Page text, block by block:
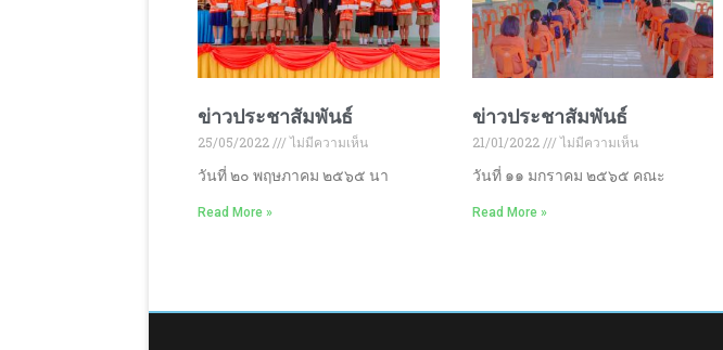
ข่าวประชาสัมพันธ์
25/05/2022
ไม่มีความเห็น
วันที่ ๒๐ พฤษภาคม ๒๕๖๕ นา
Read More »
ข่าวประชาสัมพันธ์
21/01/2022
ไม่มีความเห็น
วันที่ ๑๑ มกราคม ๒๕๖๕ คณะ
Read More »